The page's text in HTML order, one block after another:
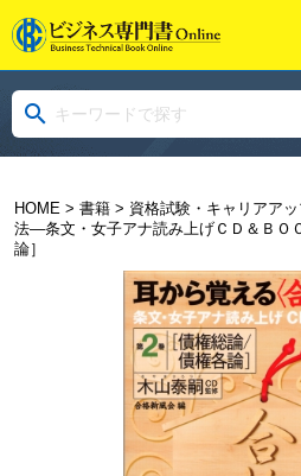
HOME> 書籍> 資格試験・キャリアア
法―条文・女子アナ読み上げＣＤ＆ＢＯ
論］